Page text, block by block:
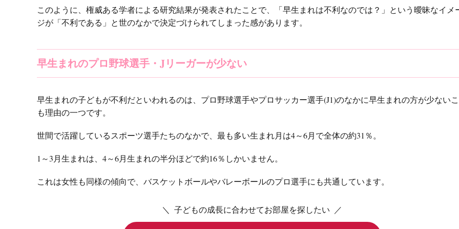
このように、権威ある学者による研究結果が発表されたことで、「早生まれは不利なのでは？」という曖昧なイメ
ジが「不利である」と世のなかで決定づけられてしまった感があります。
早生まれのプロ野球選手・Jリーガーが少ない
早生まれの子どもが不利だといわれるのは、プロ野球選手やプロサッカー選手(J1)のなかに早生まれの方が少ない
も理由の一つです。
世間で活躍しているスポーツ選手たちのなかで、最も多い生まれ月は4～6月で全体の約31％。
1～3月生まれは、4～6月生まれの半分ほどで約16％しかいません。
これは女性も同様の傾向で、バスケットボールやバレーボールのプロ選手にも共通しています。
＼ 子どもの成長に合わせてお部屋を探したい ／